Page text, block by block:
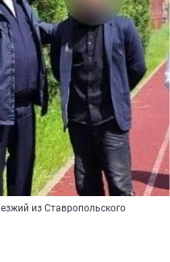
из Ставропольского